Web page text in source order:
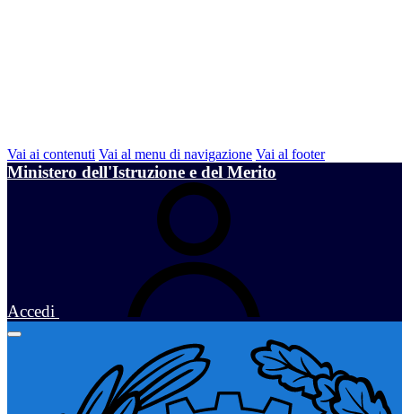
Vai ai contenuti Vai al menu di navigazione Vai al footer
Ministero dell'Istruzione e del Merito
Accedi